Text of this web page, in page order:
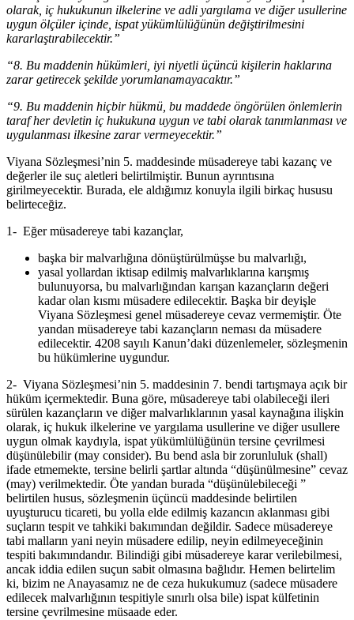
olarak, iç hukukunun ilkelerine ve adli yargılama ve diğer usullerine
uygun ölçüler içinde, ispat yükümlülüğünün değiştirilmesini
kararlaştırabilecektir.”
“8. Bu maddenin hükümleri, iyi niyetli üçüncü kişilerin haklarına
zarar getirecek şekilde yorumlanamayacaktır.”
“9. Bu maddenin hiçbir hükmü, bu maddede öngörülen önlemlerin
taraf her devletin iç hukukuna uygun ve tabi olarak tanımlanması ve
uygulanması ilkesine zarar vermeyecektir.”
Viyana Sözleşmesi’nin 5. maddesinde müsadereye tabi kazanç ve
değerler ile suç aletleri belirtilmiştir. Bunun ayrıntısına
girilmeyecektir. Burada, ele aldığımız konuyla ilgili birkaç hususu
belirteceğiz.
1- Eğer müsadereye tabi kazançlar,
başka bir malvarlığına dönüştürülmüşse bu malvarlığı,
yasal yollardan iktisap edilmiş malvarlıklarına karışmış
bulunuyorsa, bu malvarlığından karışan kazançların değeri
kadar olan kısmı müsadere edilecektir. Başka bir deyişle
Viyana Sözleşmesi genel müsadereye cevaz vermemiştir. Öte
yandan müsadereye tabi kazançların neması da müsadere
edilecektir. 4208 sayılı Kanun’daki düzenlemeler, sözleşmenin
bu hükümlerine uygundur.
2- Viyana Sözleşmesi’nin 5. maddesinin 7. bendi tartışmaya açık bir
hüküm içermektedir. Buna göre, müsadereye tabi olabileceği ileri
sürülen kazançların ve diğer malvarlıklarının yasal kaynağına ilişkin
olarak, iç hukuk ilkelerine ve yargılama usullerine ve diğer usullere
uygun olmak kaydıyla, ispat yükümlülüğünün tersine çevrilmesi
düşünülebilir (may consider). Bu bend asla bir zorunluluk (shall)
ifade etmemekte, tersine belirli şartlar altında “düşünülmesine” cevaz
(may) verilmektedir. Öte yandan burada “düşünülebileceği ”
belirtilen husus, sözleşmenin üçüncü maddesinde belirtilen
uyuşturucu ticareti, bu yolla elde edilmiş kazancın aklanması gibi
suçların tespit ve tahkiki bakımından değildir. Sadece müsadereye
tabi malların yani neyin müsadere edilip, neyin edilmeyeceğinin
tespiti bakımındandır. Bilindiği gibi müsadereye karar verilebilmesi,
ancak iddia edilen suçun sabit olmasına bağlıdır. Hemen belirtelim
ki, bizim ne Anayasamız ne de ceza hukukumuz (sadece müsadere
edilecek malvarlığının tespitiyle sınırlı olsa bile) ispat külfetinin
tersine çevrilmesine müsaade eder.